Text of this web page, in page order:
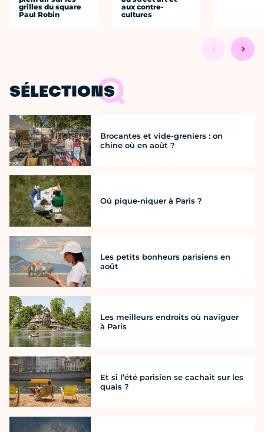
grilles du square
Paul Robin
aux contre-
cultures
SÉLECTIONS
Brocantes et vide-greniers : on
chine où en août ?
Où pique-niquer à Paris ?
Les petits bonheurs parisiens en
août
Les meilleurs endroits où naviguer
à Paris
Et si l’été parisien se cachait sur les
quais ?